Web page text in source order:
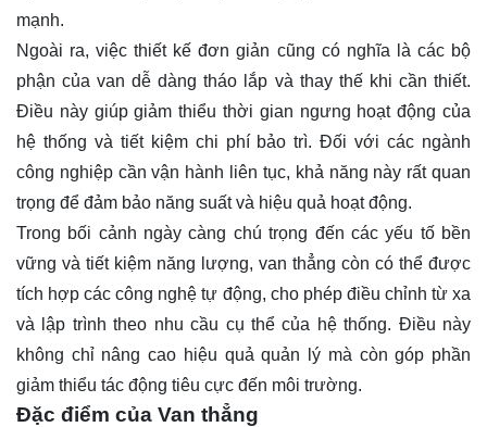
mạnh.
Ngoài ra, việc thiết kế đơn giản cũng có nghĩa là các bộ
phận của van dễ dàng tháo lắp và thay thế khi cần thiết.
Điều này giúp giảm thiểu thời gian ngưng hoạt động của
hệ thống và tiết kiệm chi phí bảo trì. Đối với các ngành
công nghiệp cần vận hành liên tục, khả năng này rất quan
trọng để đảm bảo năng suất và hiệu quả hoạt động.
Trong bối cảnh ngày càng chú trọng đến các yếu tố bền
vững và tiết kiệm năng lượng, van thẳng còn có thể được
tích hợp các công nghệ tự động, cho phép điều chỉnh từ xa
và lập trình theo nhu cầu cụ thể của hệ thống. Điều này
không chỉ nâng cao hiệu quả quản lý mà còn góp phần
giảm thiểu tác động tiêu cực đến môi trường.
Đặc điểm của Van thẳng